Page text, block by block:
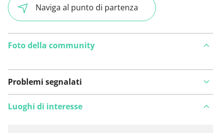
Naviga al punto di partenza
Foto della community
Problemi segnalati
Luoghi di interesse